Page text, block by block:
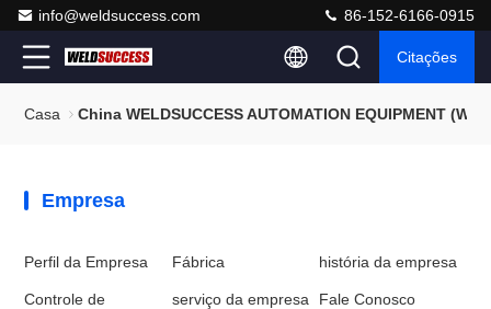
info@weldsuccess.com 86-152-6166-0915
Citações
Casa China WELDSUCCESS AUTOMATION EQUIPMENT
Empresa
Perfil da Empresa Fábrica história da empresa
Controle de serviço da empresa Fale Conosco